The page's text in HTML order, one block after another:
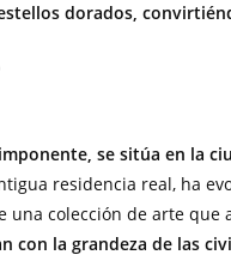
dorados,
se sitúa en la
residencia real, ha
una colección de arte
con la grandeza de las